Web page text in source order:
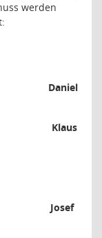
werden
Daniel
Klaus
Josef